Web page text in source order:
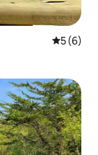
คะแนนเฉ
5 (6)